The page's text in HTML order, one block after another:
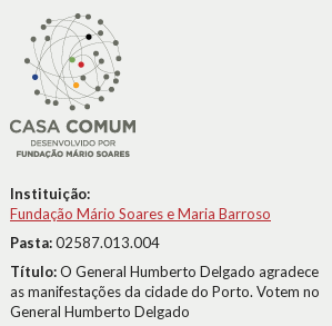
Instituição:
Fundação Mário Soares e Maria Barroso
Pasta:02587.013.004
Título:O General Humberto Delgado agradece
as manifestações da cidade do Porto. Votem no
General Humberto Delgado